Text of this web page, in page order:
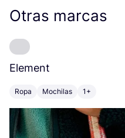
Otras marcas
Element
Ropa Mochilas 1+